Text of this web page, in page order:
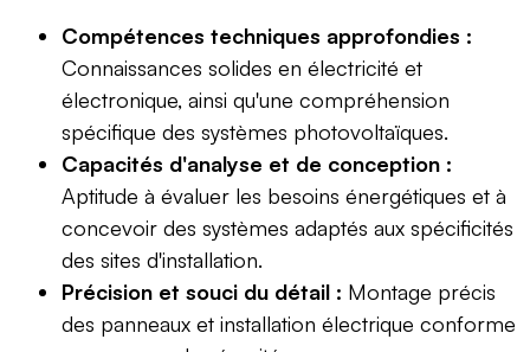
Compétences techniques approfondies :
Connaissances solides en électricité et
électronique, ainsi qu'une compréhension
spécifique des systèmes photovoltaïques.
Capacités d'analyse et de conception :
Aptitude à évaluer les besoins énergétiques et à
concevoir des systèmes adaptés aux spécificités
des sites d'installation.
Précision et souci du détail : Montage précis
des panneaux et installation électrique conforme